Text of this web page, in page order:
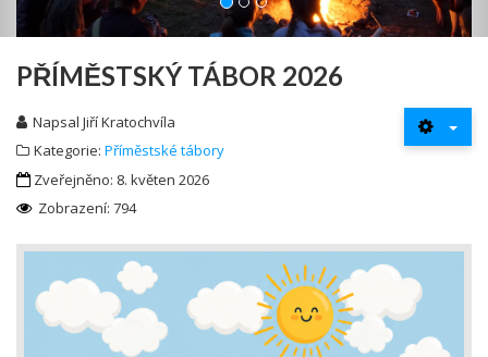
PŘÍMĚSTSKÝ TÁBOR 2026
NapsalJiří Kratochvíla
Kategorie: Příměstské tábory
Zveřejněno: 8. květen 2026
Zobrazení: 794